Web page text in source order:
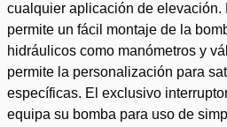
cualquier aplicación de elevación.
permite un fácil montaje de la
hidráulicos como manómetros y
permite la personalización para
específicas. El exclusivo
equipa su bomba para uso de